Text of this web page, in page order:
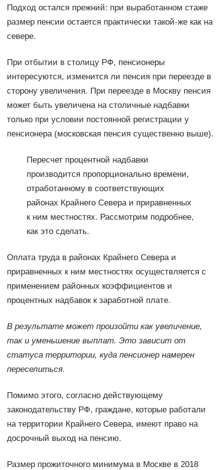
Подход остался прежний: при выработанном стаже
размер пенсии остается практически такой-же как на
севере.
При отбытии в столицу РФ, пенсионеры
интересуются, изменится ли пенсия при переезде в
сторону увеличения. При переезде в Москву пенсия
может быть увеличена на столичные надбавки
только при условии постоянной регистрации у
пенсионера (московская пенсия существенно выше).
Пересчет процентной надбавки
производится пропорционально времени,
отработанному в соответствующих
районах Крайнего Севера и приравненных
к ним местностях. Рассмотрим подробнее,
как это сделать.
Оплата труда в районах Крайнего Севера и
приравненных к ним местностях осуществляется с
применением районных коэффициентов и
процентных надбавок к заработной плате.
В результате может произойти как увеличение,
так и уменьшение выплат. Это зависит от
статуса территории, куда пенсионер намерен
переселиться.
Помимо этого, согласно действующему
законодательству РФ, граждане, которые работали
на территории Крайнего Севера, имеют право на
досрочный выход на пенсию.
Размер прожиточного минимума в Москве в 2018